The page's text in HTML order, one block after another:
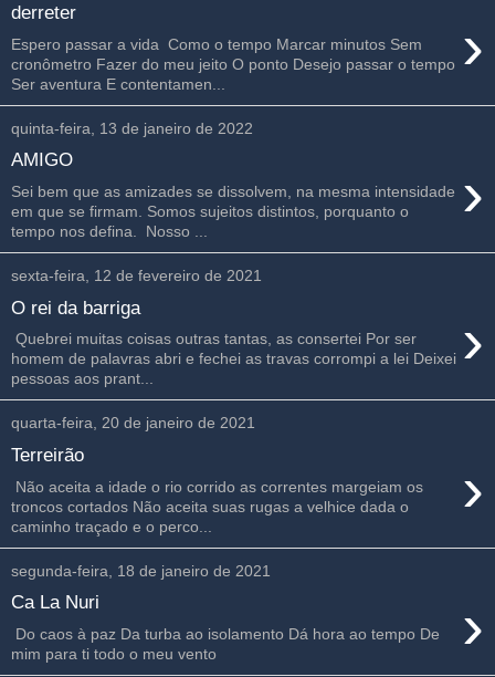
derreter ›
Espero passar a vida Como o tempo Marcar minutos Sem
cronômetro Fazer do meu jeito O ponto Desejo passar o tempo
Ser aventura E contentamen...
quinta-feira, 13 de janeiro de 2022
AMIGO ›
Sei bem que as amizades se dissolvem, na mesma intensidade
em que se firmam. Somos sujeitos distintos, porquanto o
tempo nos defina. Nosso ...
sexta-feira, 12 de fevereiro de 2021
O rei da barriga ›
Quebrei muitas coisas outras tantas, as consertei Por ser
homem de palavras abri e fechei as travas corrompi a lei Deixei
pessoas aos prant...
quarta-feira, 20 de janeiro de 2021
Terreirão ›
Não aceita a idade o rio corrido as correntes margeiam os
troncos cortados Não aceita suas rugas a velhice dada o
caminho traçado e o perco...
segunda-feira, 18 de janeiro de 2021
Ca La Nuri ›
Do caos à paz Da turba ao isolamento Dá hora ao tempo De
mim para ti todo o meu vento